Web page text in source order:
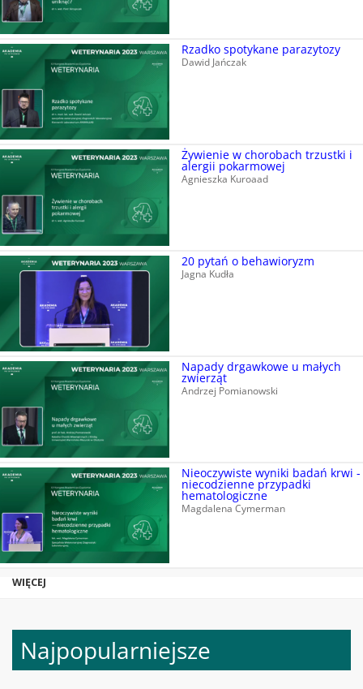
Rzadko spotykane parazytozy
Dawid Jańczak
Żywienie w chorobach trzustki i
alergii pokarmowej
Agnieszka Kuroaad
20 pytań o behawioryzm
Jagna Kudła
Napady drgawkowe u małych
zwierząt
Andrzej Pomianowski
Nieoczywiste wyniki badań krwi -
niecodzienne przypadki
hematologiczne
Magdalena Cymerman
WIĘCEJ
Najpopularniejsze